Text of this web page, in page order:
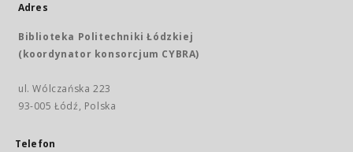
Adres
Biblioteka Politechniki Łódzkiej
(koordynator konsorcjum CYBRA)
ul. Wólczańska 223
93-005 Łódź, Polska
Telefon